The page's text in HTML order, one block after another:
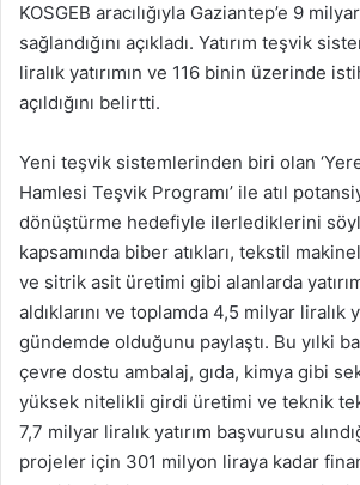
KOSGEB aracılığıyla Gaziantep’e 9
sağlandığını açıkladı. Yatırım teşvik
liralık yatırımın ve 116 binin üzerinde
açıldığını belirtti.
Yeni teşvik sistemlerinden biri olan
Hamlesi Teşvik Programı’ ile atıl
dönüştürme hedefiyle ilerlediklerini
kapsamında biber atıkları, tekstil
ve sitrik asit üretimi gibi alanlarda
aldıklarını ve toplamda 4,5 milyar liralık
gündemde olduğunu paylaştı. Bu yılki
çevre dostu ambalaj, gıda, kimya gibi
yüksek nitelikli girdi üretimi ve teknik
7,7 milyar liralık yatırım başvurusu
projeler için 301 milyon liraya kadar